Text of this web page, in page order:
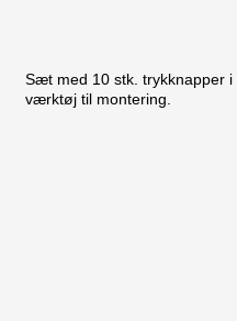
Sæt med 10 stk. trykknapper
værktøj til montering.